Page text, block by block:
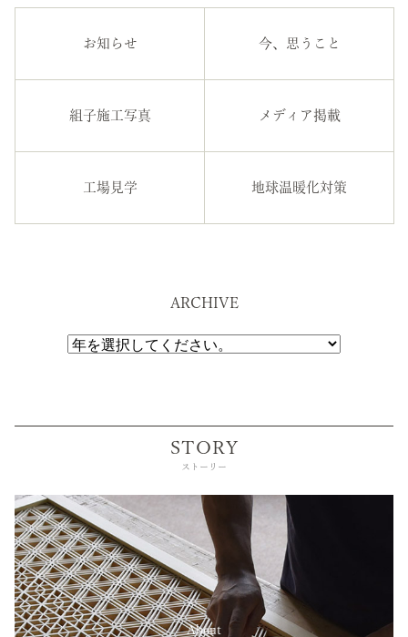
お知らせ 今、思うこと
組子施工写真 メディア掲載
工場見学 地球温暖化対策
ARCHIVE
STORY
ストーリー
About